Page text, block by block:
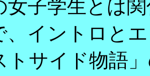
女子学生とは
、イントロと
トサイド物語